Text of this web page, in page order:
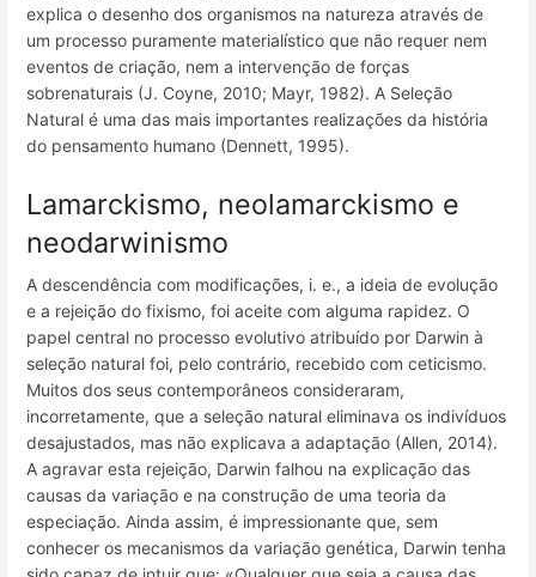
explica o desenho dos organismos na natureza através de
um processo puramente materialístico que não requer nem
eventos de criação, nem a intervenção de forças
sobrenaturais (J. Coyne, 2010; Mayr, 1982). A Seleção
Natural é uma das mais importantes realizações da história
do pensamento humano (Dennett, 1995).
Lamarckismo, neolamarckismo e
neodarwinismo
A descendência com modificações, i. e., a ideia de evolução
e a rejeição do fixismo, foi aceite com alguma rapidez. O
papel central no processo evolutivo atribuído por Darwin à
seleção natural foi, pelo contrário, recebido com ceticismo.
Muitos dos seus contemporâneos consideraram,
incorretamente, que a seleção natural eliminava os indivíduos
desajustados, mas não explicava a adaptação (Allen, 2014).
A agravar esta rejeição, Darwin falhou na explicação das
causas da variação e na construção de uma teoria da
especiação. Ainda assim, é impressionante que, sem
conhecer os mecanismos da variação genética, Darwin tenha